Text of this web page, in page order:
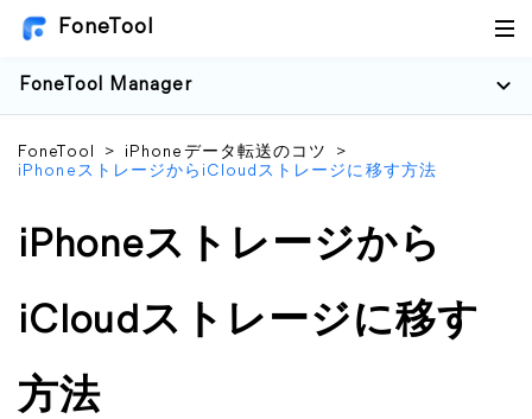
FoneTool
FoneTool Manager
FoneTool > iPhoneデータ転送のコツ
>
iPhoneストレージからiCloudストレージに移す方法
iPhoneストレージから
iCloudストレージに移す
方法